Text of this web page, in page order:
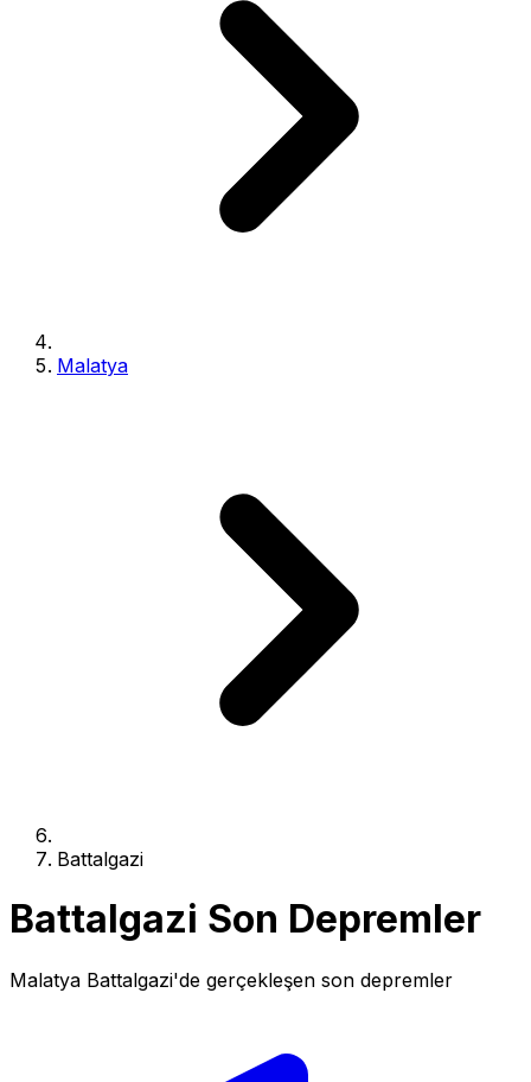
Malatya
Battalgazi
Battalgazi Son Depremler
Malatya Battalgazi'de gerçekleşen son depremler